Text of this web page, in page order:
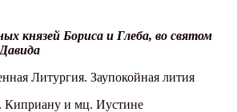
князей Бориса и Глеба, во святом
Литургия. Заупокойная лития
Киприану и мц. Иустине